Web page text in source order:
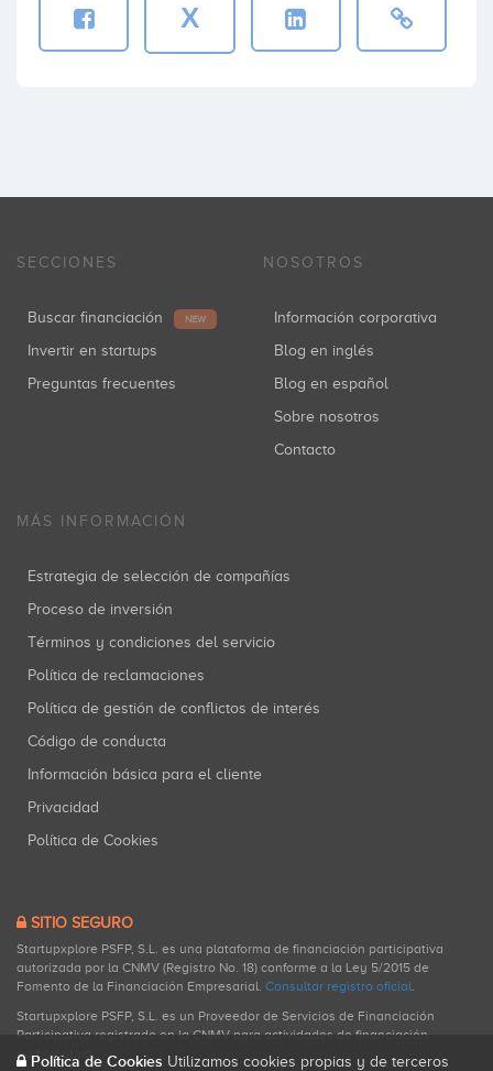
X
SECCIONES
Buscar financiación NEW
Invertir en startups
Preguntas frecuentes
NOSOTROS
Información corporativa
Blog en inglés
Blog en español
Sobre nosotros
Contacto
MÁS INFORMACIÓN
Estrategia de selección de compañías
Proceso de inversión
Términos y condiciones del servicio
Política de reclamaciones
Política de gestión de conflictos de interés
Código de conducta
Información básica para el cliente
Privacidad
Política de Cookies
SITIO SEGURO
Startupxplore PSFP, S.L. es una plataforma de financiación participativa
autorizada por la CNMV (Registro No. 18) conforme a la Ley 5/2015 de
Fomento de la Financiación Empresarial. Consultar registro oficial.
Startupxplore PSFP, S.L. es un Proveedor de Servicios de Financiación
Participativa registrado en la CNMV para actividades de financiación
participativa.
Política de Cookies Utilizamos cookies propias y de terceros